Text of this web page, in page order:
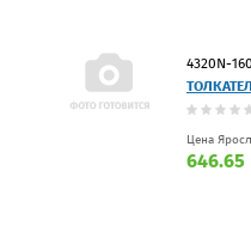
4320N-
Цена
646.65